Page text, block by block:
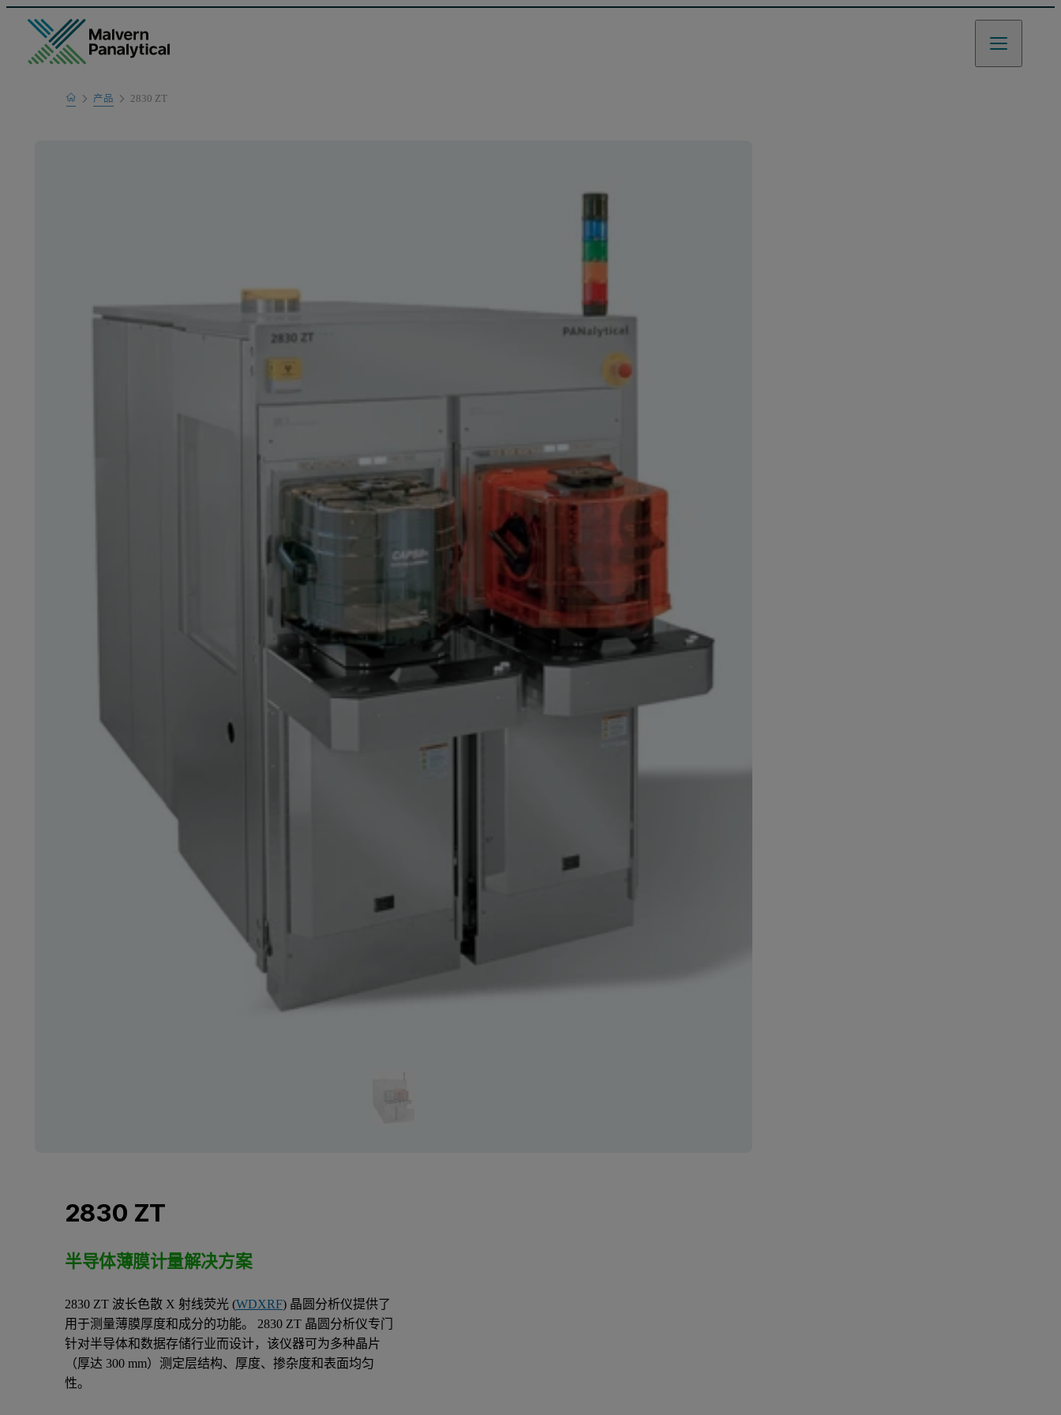
Home产品
产品系列
2830 ZT
2830 ZT
半导体薄膜计量解决方案
2830 ZT 波长色散 X 射线荧光 (WDXRF) 晶圆分析仪提供了
用于测量薄膜厚度和成分的功能。 2830 ZT 晶圆分析仪专门
针对半导体和数据存储行业而设计，该仪器可为多种晶片
（厚达 300 mm）测定层结构、厚度、掺杂度和表面均匀
性。